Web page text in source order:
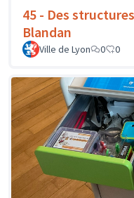
45 - Des
Blandan
Ville de Lyon 0 0